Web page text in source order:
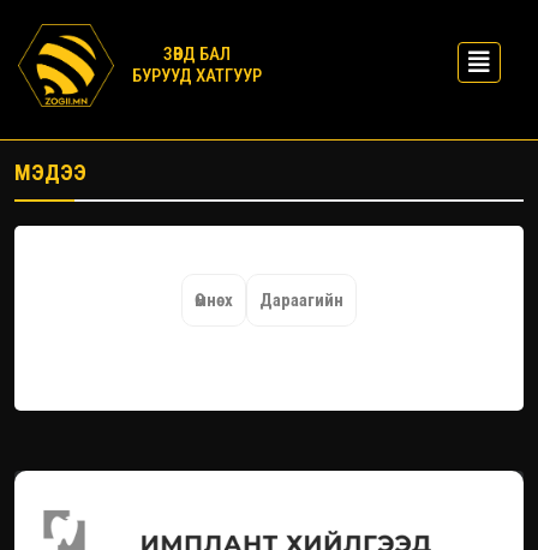
ЗӨВД БАЛ
БУРУУД ХАТГУУР
МЭДЭЭ
Өмнөх Дараагийн